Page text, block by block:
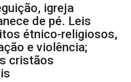
igreja
de pé. Leis
étnico-religiosos,
e violência;
cristãos